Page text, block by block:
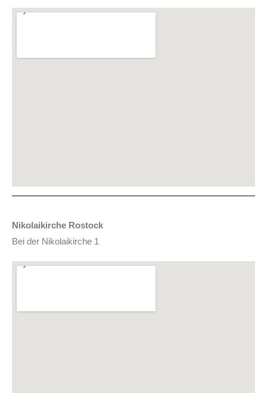
Nikolaikirche Rostock
Bei der Nikolaikirche 1